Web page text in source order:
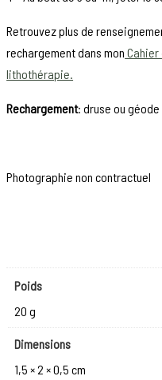
Retrouvez plus de
rechargement dans mon Cahier
lithothérapie.
Rechargement: druse ou
Photographie non contractuel
Poids
20 g
Dimensions
1,5 × 2 × 0,5 cm